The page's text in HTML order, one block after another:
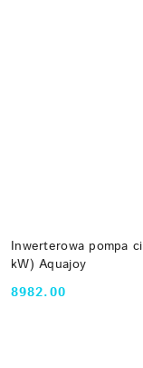
Inwerterowa pompa
kW) Aquajoy
Cena:
8982.00